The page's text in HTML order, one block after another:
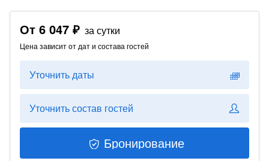
От 6 047 ₽ за сутки
Цена зависит от дат и состава гостей
Уточнить даты
Уточнить состав гостей
Бронирование